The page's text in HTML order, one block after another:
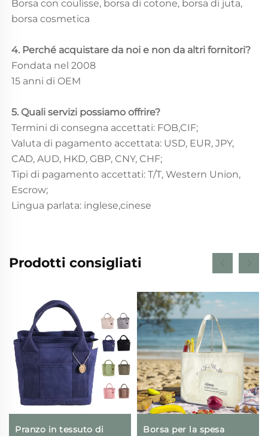
Borsa con coulisse, borsa di cotone, borsa di juta,
borsa cosmetica
4. Perché acquistare da noi e non da altri fornitori?
Fondata nel 2008
15 anni di OEM
5. Quali servizi possiamo offrire?
Termini di consegna accettati: FOB,CIF;
Valuta di pagamento accettata: USD, EUR, JPY,
CAD, AUD, HKD, GBP, CNY, CHF;
Tipi di pagamento accettati: T/T, Western Union,
Escrow;
Lingua parlata: inglese,cinese
Prodotti consigliati
Pranzo in tessuto di
Borsa per la spesa